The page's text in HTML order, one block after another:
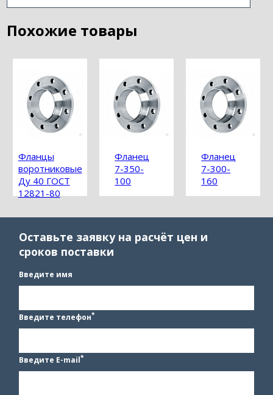
Похожие товары
Фланцы
воротниковые
Ду 40 ГОСТ
12821-80
Фланец
7-350-
100
Фланец
7-300-
160
Оставьте заявку на расчёт цен и
сроков поставки
Введите имя
Введите телефон*
Введите E-mail*